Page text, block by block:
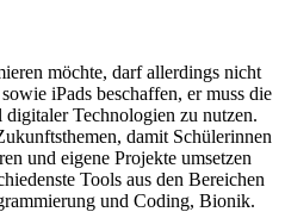
möchte, darf allerdings nicht
iPads beschaffen, er muss die
Technologien zu nutzen.
damit Schülerinnen
und eigene Projekte umsetzen
Tools aus den Bereichen
und Coding, Bionik.